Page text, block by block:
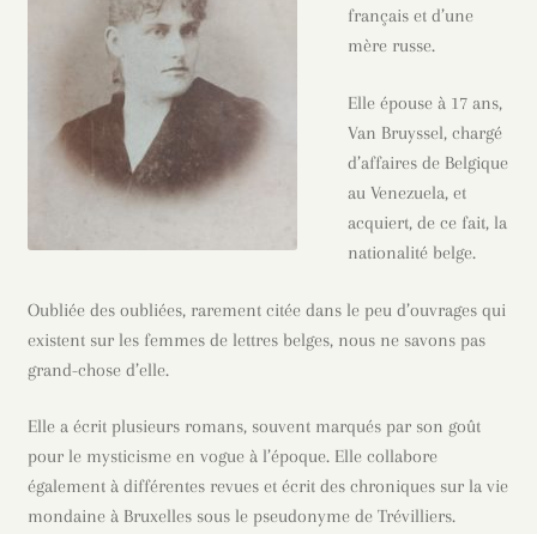
français et d’une
mère russe.
Elle épouse à 17 ans,
Van Bruyssel, chargé
d’affaires de Belgique
au Venezuela, et
acquiert, de ce fait, la
nationalité belge.
Oubliée des oubliées, rarement citée dans le peu d’ouvrages qui
existent sur les femmes de lettres belges, nous ne savons pas
grand-chose d’elle.
Elle a écrit plusieurs romans, souvent marqués par son goût
pour le mysticisme en vogue à l’époque. Elle collabore
également à différentes revues et écrit des chroniques sur la vie
mondaine à Bruxelles sous le pseudonyme de Trévilliers.